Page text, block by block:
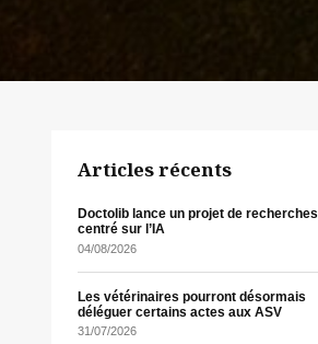
Articles récents
Doctolib lance un projet de recherches
centré sur l’IA
04/08/2026
Les vétérinaires pourront désormais
déléguer certains actes aux ASV
31/07/2026